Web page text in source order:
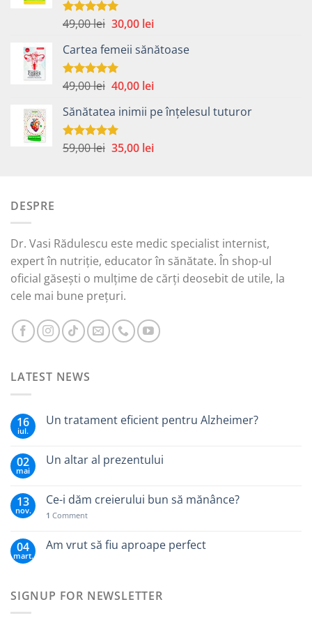
Evaluat la
49,00lei Prețul
a
fost:
49,00 lei.
30,00 leiPrețul
este:
Cartea femeii sănătoase
Evaluat la
49,00lei Prețul
a
fost:
49,00 lei.
40,00 leiPrețul
este:
Sănătatea inimii pe înțelesul tuturor
Evaluat la
59,00lei Prețul
35,00 leiPrețul
DESPRE
Dr. Vasi Rădulescu este medic specialist internist,
expert în nutriție, educator în sănătate. În shop-ul
oficial găsești o mulțime de cărți deosebit de utile, la
cele mai bune prețuri.
LATEST NEWS
16
iul.
Un tratament eficient pentru Alzheimer?
02
mai
Un altar al prezentului
13
nov.
Ce-i dăm creierului bun să mănânce?
1 Comment
04
mart.
Am vrut să fiu aproape perfect
SIGNUP FOR NEWSLETTER